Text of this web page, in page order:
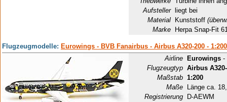
Aufsteller
liegt bei
Material
Kunststoff
Marke
Herpa Snap-Fit
Flugzeugmodelle: Eurowings - BVB Fanairbus - Airbus A320-200 -
Airline Eurowings -
Flugzeugtyp Airbus
Maßstab 1:200
Maße
Länge ca.
Registrierung
D-AEWM